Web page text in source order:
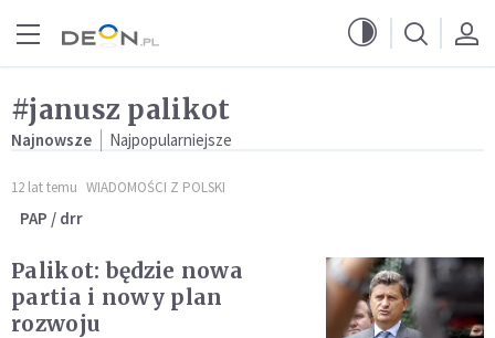
#janusz palikot
Najnowsze Najpopularniejsze
12 lat temu WIADOMOŚCI Z POLSKI
PAP / drr
Palikot: będzie nowa
partia i nowy plan
rozwoju